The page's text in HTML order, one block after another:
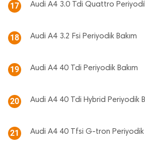
17 Audi A4 3.0 Tdi Quattro
18 Audi A4 3.2 Fsi Periyodik Bakım
19 Audi A4 40 Tdi Periyodik Bakım
20 Audi A4 40 Tdi Hybrid Periyodik
21 Audi A4 40 Tfsi G-tron Periyodik